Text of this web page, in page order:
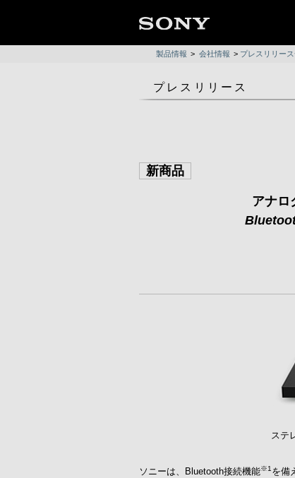
製品情報 > 会社情報 > プレスリリー
プレスリリース
新商品
アナロ
ステ
ソニーは、Bluetooth接続機能※1 を備